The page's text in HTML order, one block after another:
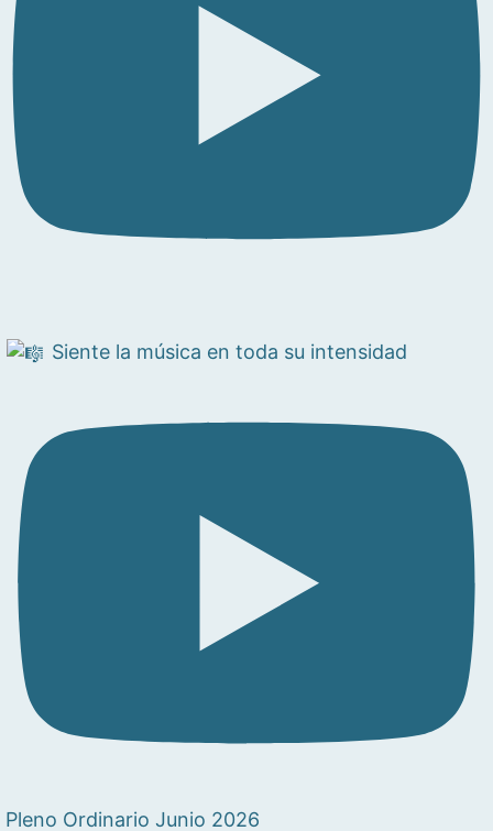
Siente la música en toda su intensidad
Pleno Ordinario Junio 2026